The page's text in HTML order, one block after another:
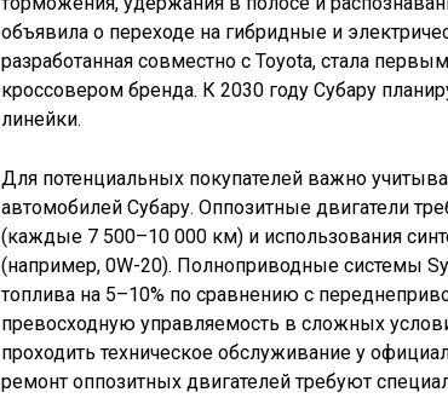
объявила о переходе на гибридные и
разработанная совместно с Toyota, стала
кроссовером бренда. К 2030 году Субару
линейки.
Для потенциальных покупателей важно
автомобилей Субару. Оппозитные двигатели
(каждые 7 500–10 000 км) и использования
(например, 0W-20). Полноприводные системы
топлива на 5–10% по сравнению с
превосходную управляемость в сложных
проходить техническое обслуживание у
ремонт оппозитных двигателей требуют